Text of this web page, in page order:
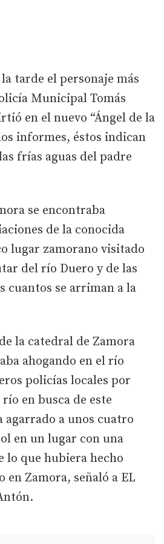
tarde el personaje más
Municipal Tomás
en el nuevo “Ángel de la
informes, éstos indican
frías aguas del padre
se encontraba
de la conocida
lugar zamorano visitado
del río Duero y de las
cuantos se arriman a la
la catedral de Zamora
ahogando en el río
policías locales por
en busca de este
agarrado a unos cuatro
en un lugar con una
lo que hubiera hecho
Zamora, señaló a EL